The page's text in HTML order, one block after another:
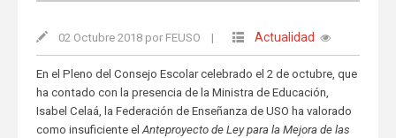
02 Octubre 2018 por FEUSO | Actualidad
En el Pleno del Consejo Escolar celebrado el 2 de octubre, que
ha contado con la presencia de la Ministra de Educación,
Isabel Celaá, la Federación de Enseñanza de USO ha valorado
como insuficiente el Anteproyecto de Ley para la Mejora de las